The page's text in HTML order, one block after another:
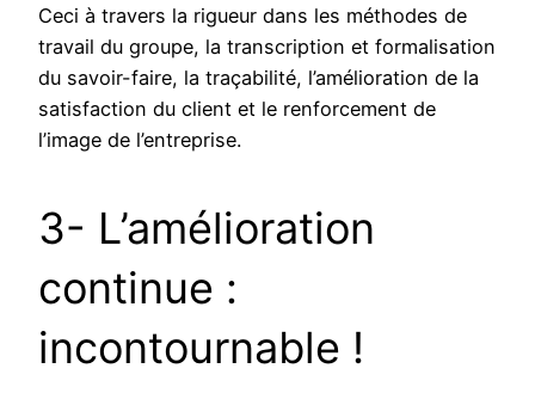
Ceci à travers la rigueur dans les méthodes de
travail du groupe, la transcription et formalisation
du savoir-faire, la traçabilité, l’amélioration de la
satisfaction du client et le renforcement de
l’image de l’entreprise.
3- L’amélioration
continue :
incontournable !